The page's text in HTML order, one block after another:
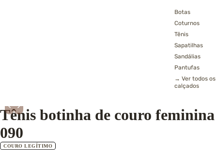
Botas
Coturnos
Tênis
Sapatilhas
Sandálias
Pantufas
→ Ver todos os
calçados
‹ ›
Tênis botinha de couro feminina
090
COURO LEGÍTIMO